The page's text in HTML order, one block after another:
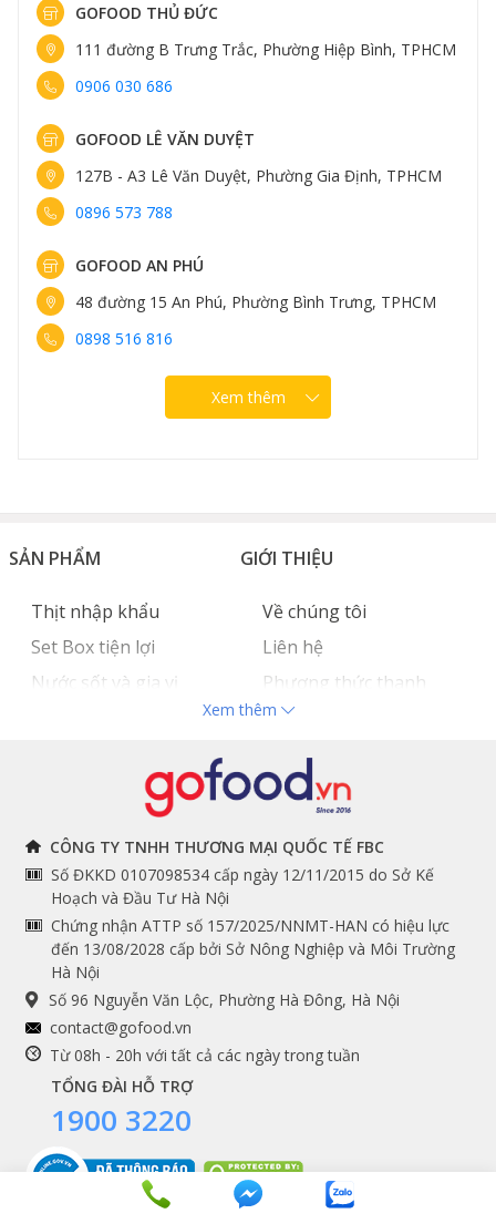
GOFOOD THỤY KHUÊ
413 Thụy Khuê, Phường Tây Hồ, Hà Nội
0898 583 838
GOFOOD TRUNG KÍNH
161 Trung Kính, Phường Yên Hòa, Hà Nội
0898 582 828
GOFOOD NGUYỄN VĂN LỘC
96 Nguyễn Văn Lộc, Phường Hà Đông, Hà Nội
0889 307 308
Xem thêm
SẢN PHẨM
Thịt nhập khẩu
Set Box tiện lợi
Nước sốt và gia vị
GIỚI THIỆU
Về chúng tôi
Liên hệ
Phương thức thanh
toán
Tuyển dụng
THÔNG TIN
Chính sách và quy định
chung
Hướng dẫn đặt hàng
Cam kết chất lượng
THEO DÕI NGAY
Facebook
Instagram
Youtube
Tiktok
Shopee
DỊCH VỤ
Premium services
Xem thêm
CÔNG TY TNHH THƯƠNG MẠI QUỐC TẾ FBC
Số ĐKKD 0107098534 cấp ngày 12/11/2015 do Sở Kế
Hoạch và Đầu Tư Hà Nội
Chứng nhận ATTP số 157/2025/NNMT-HAN có hiệu lực
đến 13/08/2028 cấp bởi Sở Nông Nghiệp và Môi Trường
Hà Nội
Số 96 Nguyễn Văn Lộc, Phường Hà Đông, Hà Nội
contact@gofood.vn
Từ 08h - 20h với tất cả các ngày trong tuần
TỔNG ĐÀI HỖ TRỢ
1900 3220